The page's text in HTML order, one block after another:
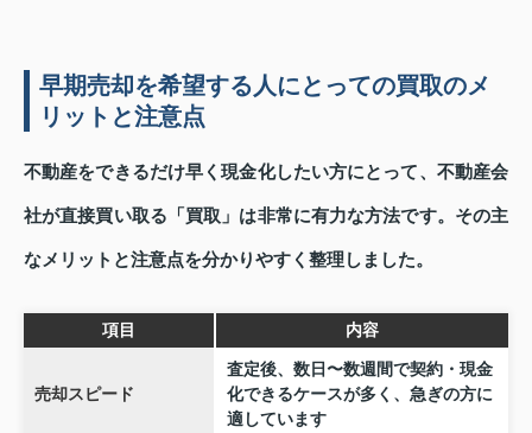
早期売却を希望する人にとっての買取のメ
リットと注意点
不動産をできるだけ早く現金化したい方にとって、不動産会
社が直接買い取る「買取」は非常に有力な方法です。その主
なメリットと注意点を分かりやすく整理しました。
項目 内容
売却スピード
査定後、数日〜数週間で契約・現金
化できるケースが多く、急ぎの方に
適しています